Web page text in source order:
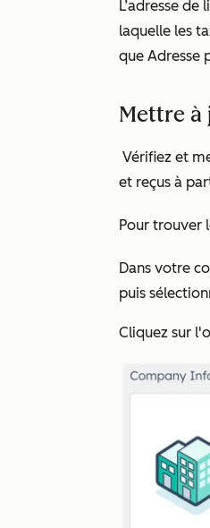
L’adresse
laquelle les
que Adresse
Mettre à
Vérifiez et
et reçus à
Pour trouver
Dans votre
puis
Cliquez sur